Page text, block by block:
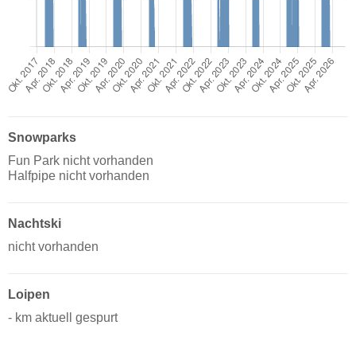
Snowparks
Fun Park nicht vorhanden
Halfpipe nicht vorhanden
Nachtski
nicht vorhanden
Loipen
- km aktuell gespurt